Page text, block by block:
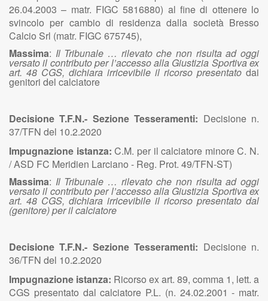
26.04.2003 – matr. FIGC 5816880) al fine di ottenere lo
svincolo per cambio di residenza dalla società Bresso
Calcio Srl (matr. FIGC 675745),
Massima: Il Tribunale … rilevato che non risulta ad oggi
versato il contributo per l’accesso alla Giustizia Sportiva ex
art. 48 CGS, dichiara irricevibile il ricorso presentato dai
genitori del calciatore
Decisione T.F.N.- Sezione Tesseramenti: Decisione n.
37/TFN del 10.2.2020
Impugnazione istanza: C.M. per il calciatore minore C. N.
/ ASD FC Meridien Larciano - Reg. Prot. 49/TFN-ST)
Massima: Il Tribunale … rilevato che non risulta ad oggi
versato il contributo per l’accesso alla Giustizia Sportiva ex
art. 48 CGS, dichiara irricevibile il ricorso presentato dal
(genitore) per il calciatore
Decisione T.F.N.- Sezione Tesseramenti: Decisione n.
36/TFN del 10.2.2020
Impugnazione istanza: Ricorso ex art. 89, comma 1, lett. a
CGS presentato dal calciatore P.L. (n. 24.02.2001 - matr.